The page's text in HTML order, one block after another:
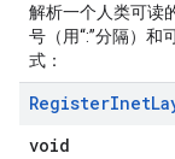
解析一个人类可读
号（用“:”分隔）和
式：
RegisterInet
void